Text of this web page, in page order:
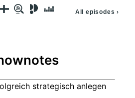
All episodes ›
strategisch anlegen